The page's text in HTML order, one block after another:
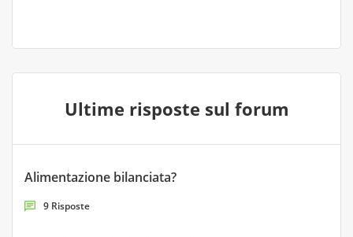
Ultime risposte sul forum
Alimentazione bilanciata?
9 Risposte